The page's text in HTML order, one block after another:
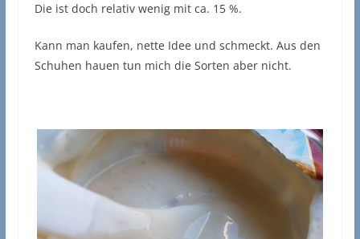
Die ist doch relativ wenig mit ca. 15 %.
Kann man kaufen, nette Idee und schmeckt. Aus den
Schuhen hauen tun mich die Sorten aber nicht.